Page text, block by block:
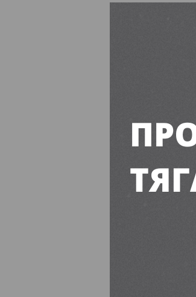
Єва Буянова